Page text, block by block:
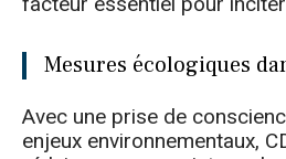
Mesures écologiques
Avec une prise de
enjeux environnementaux,